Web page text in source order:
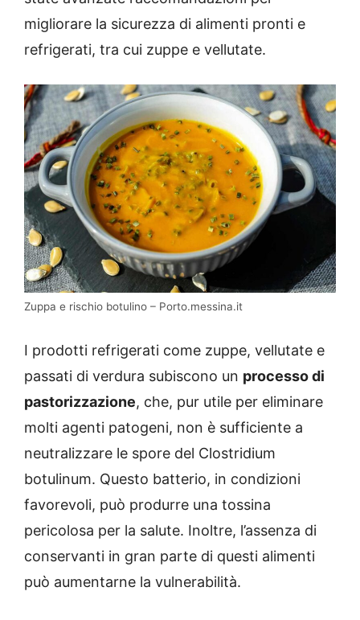
migliorare la sicurezza di alimenti pronti e
refrigerati, tra cui zuppe e vellutate.
Zuppa e rischio botulino – Porto.messina.it
I prodotti refrigerati come zuppe, vellutate e
passati di verdura subiscono un processo di
pastorizzazione, che, pur utile per eliminare
molti agenti patogeni, non è sufficiente a
neutralizzare le spore del Clostridium
botulinum. Questo batterio, in condizioni
favorevoli, può produrre una tossina
pericolosa per la salute. Inoltre, l’assenza di
conservanti in gran parte di questi alimenti
può aumentarne la vulnerabilità.